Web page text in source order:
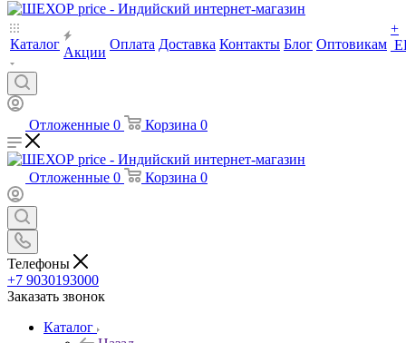
Каталог
Акции
Оплата Доставка Контакты Блог Оптовикам
+
Отложенные 0 Корзина 0
Отложенные 0 Корзина 0
Телефоны
+7 9030193000
Заказать звонок
Каталог